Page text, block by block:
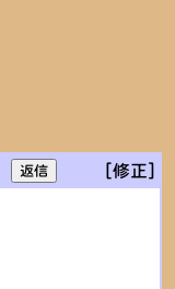
[修正]